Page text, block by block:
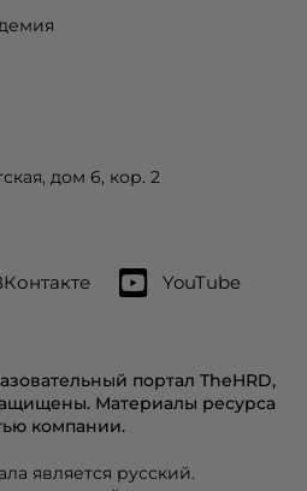
портал TheHRD,
Материалы ресурса
компании.
является русский.
дом 6, кор. 2
YouTube